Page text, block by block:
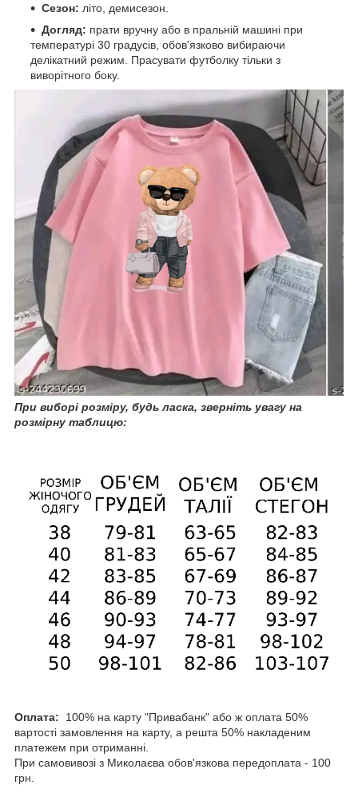
Сезон: літо, демисезон.
Догляд: прати вручну або в пральній машині при
температурі 30 градусів, обов'язково вибираючи
делікатний режим. Прасувати футболку тільки з
виворітного боку.
При виборі розміру, будь ласка, зверніть увагу на
розмірну таблицю:
Оплата:
100% на карту "Привабанк" або ж оплата 50%
вартості замовлення на карту, а решта 50% накладеним
платежем при отриманні.
При самовивозі з Миколаєва обов'язкова передоплата - 100
грн.